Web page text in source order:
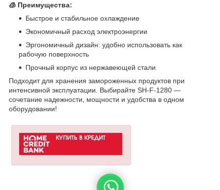
🧊 Преимущества:
Быстрое и стабильное охлаждение
Экономичный расход электроэнергии
Эргономичный дизайн: удобно использовать как
рабочую поверхность
Прочный корпус из нержавеющей стали
Подходит для хранения замороженных продуктов при
интенсивной эксплуатации. Выбирайте SH-F-1280 —
сочетание надежности, мощности и удобства в одном
оборудовании!